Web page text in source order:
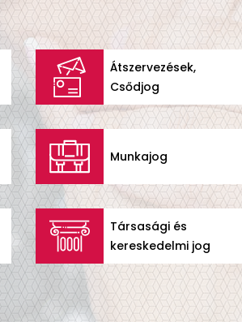
Átszervezések,
Csődjog
Munkajog
Társasági és
kereskedelmi jog